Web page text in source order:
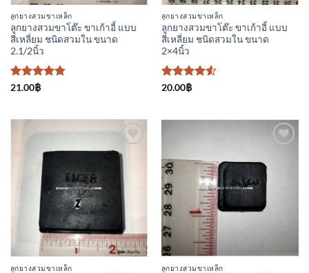
ลูกยางสวมขาเหล็ก
ลูกยางสวมขาโต๊ะ ขาเก้าอี้ แบบ
สี่เหลี่ยม ชนิดสวมใน ขนาด
2.1/2นิ้ว
ให้คะแนน
คะแนน
21.00฿
ลูกยางสวมขาเหล็ก
ลูกยางสวมขาโต๊ะ ขาเก้าอี้ แบบ
สี่เหลี่ยม ชนิดสวมใน ขนาด
2×4นิ้ว
ให้คะแนน
คะแนน
20.00฿
ลูกยางสวมขาเหล็ก ลูกยางสวมขาเหล็ก